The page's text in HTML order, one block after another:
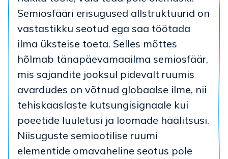
Semiosfääri erisugused allstruktuurid on
vastastikku seotud ega saa töötada
ilma üksteise toeta. Selles mõttes
hõlmab tänapäevamaailma semiosfäär,
mis sajandite jooksul pidevalt ruumis
avardudes on võtnud globaalse ilme, nii
tehiskaaslaste kutsungisignaale kui
poeetide luuletusi ja loomade häälitsusi.
Niisuguste semiootilise ruumi
elementide omavaheline seotus pole